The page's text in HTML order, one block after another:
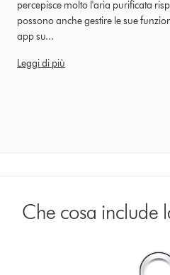
percepisce molto l'aria purificata
possono anche gestire le sue
app su...
Leggi di più
Che cosa include